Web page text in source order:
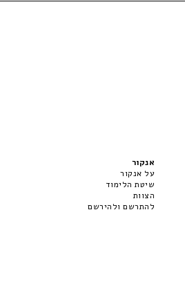
אנקור
על אנקור
שיטת הלימוד
הצוות
להתרשם ולהירשם